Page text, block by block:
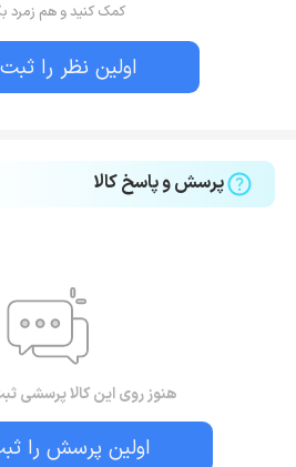
کمک کنید و هم زمرد
اولین نظر را
پرسش و پاسخ کالا
هنوز روی این کالا پرسشی
اولین پرسش را